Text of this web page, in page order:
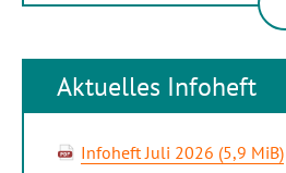
Aktuelles Infoheft
Infoheft Juli 2026 (5,9 MiB)